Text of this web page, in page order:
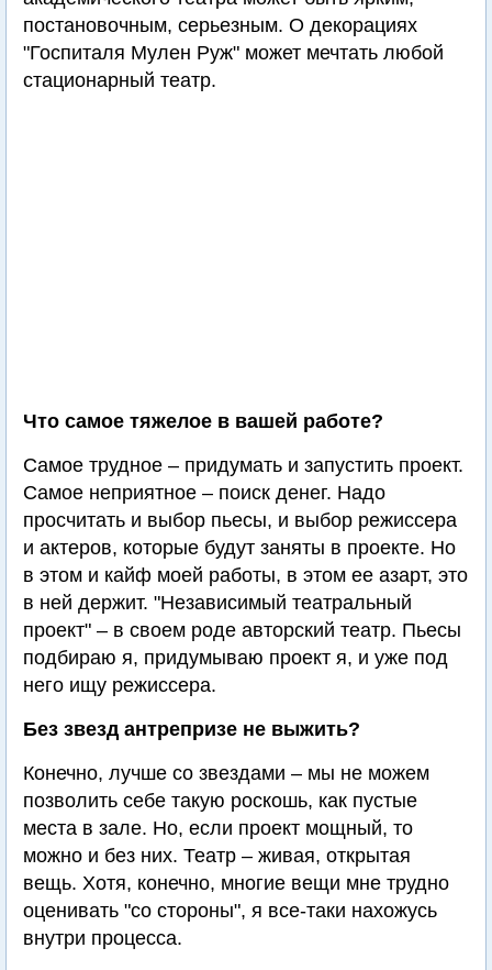
постановочным, серьезным. О декорациях
"Госпиталя Мулен Руж" может мечтать любой
стационарный театр.
Что самое тяжелое в вашей работе?
Самое трудное – придумать и запустить проект.
Самое неприятное – поиск денег. Надо
просчитать и выбор пьесы, и выбор режиссера
и актеров, которые будут заняты в проекте. Но
в этом и кайф моей работы, в этом ее азарт, это
в ней держит. "Независимый театральный
проект" – в своем роде авторский театр. Пьесы
подбираю я, придумываю проект я, и уже под
него ищу режиссера.
Без звезд антрепризе не выжить?
Конечно, лучше со звездами – мы не можем
позволить себе такую роскошь, как пустые
места в зале. Но, если проект мощный, то
можно и без них. Театр – живая, открытая
вещь. Хотя, конечно, многие вещи мне трудно
оценивать "со стороны", я все-таки нахожусь
внутри процесса.